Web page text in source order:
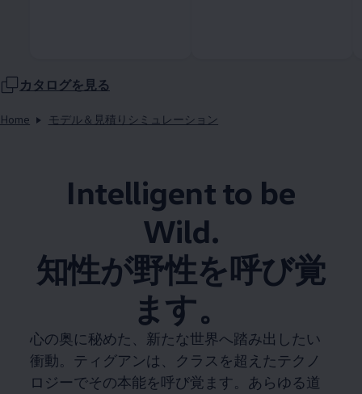
カタログを見る
Home モデル＆見積りシミュレーション
Intelligent to be
Wild.​
知性が野性を呼び覚
ます。​
心の奥に秘めた、新たな世界へ踏み出したい
衝動。​ティグアンは、クラスを超えたテクノ
ロジーでその本能を呼び覚ます。​あらゆる道